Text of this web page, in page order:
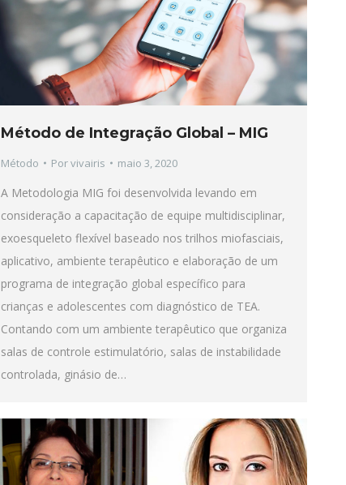
Método de Integração Global – MIG
Método Porvivairis maio 3, 2020
A Metodologia MIG foi desenvolvida levando em
consideração a capacitação de equipe multidisciplinar,
exoesqueleto flexível baseado nos trilhos miofasciais,
aplicativo, ambiente terapêutico e elaboração de um
programa de integração global específico para
crianças e adolescentes com diagnóstico de TEA.
Contando com um ambiente terapêutico que organiza
salas de controle estimulatório, salas de instabilidade
controlada, ginásio de…